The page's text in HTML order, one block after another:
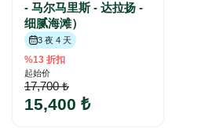
- 马尔马里斯 - 达拉扬 -
细腻海滩）
3 夜 4 天
%13 折扣
起始价
17,700 ₺
15,400 ₺